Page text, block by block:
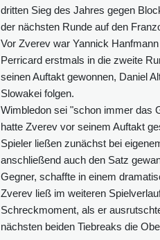
dritten Sieg des Jahres gegen
der nächsten Runde auf den
Vor Zverev war Yannick
Perricard erstmals in die zweite
seinen Auftakt gewonnen, Daniel
Slowakei folgen.
Wimbledon sei "schon immer das
hatte Zverev vor seinem Auftakt
Spieler ließen zunächst bei
anschließend auch den Satz
Gegner, schaffte in einem
Zverev ließ im weiteren
Schreckmoment, als er
nächsten beiden Tiebreaks die